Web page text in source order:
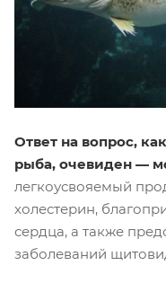
Ответ на вопрос,
рыба, очевиден —
легкоусвояемый
холестерин,
сердца, а также
заболеваний